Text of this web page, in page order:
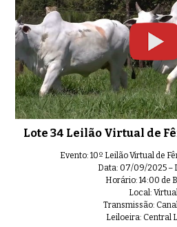
Lote 34 Leilão Virtual de
Evento: 10º Leilão Virtual de
Data: 07/09/2025 –
Horário: 14:00 de
Local:
Transmissão:
Leiloeira: Central